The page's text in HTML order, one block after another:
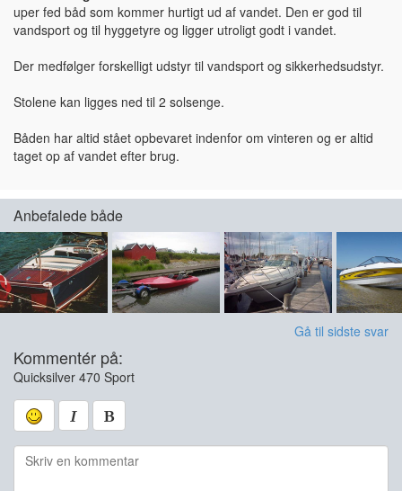
uper fed båd som kommer hurtigt ud af vandet. Den er god til
vandsport og til hyggetyre og ligger utroligt godt i vandet.
Der medfølger forskelligt udstyr til vandsport og sikkerhedsudstyr.
Stolene kan ligges ned til 2 solsenge.
Båden har altid stået opbevaret indenfor om vinteren og er altid
taget op af vandet efter brug.
Anbefalede både
Gå til sidste svar
Kommentér på:
Quicksilver 470 Sport